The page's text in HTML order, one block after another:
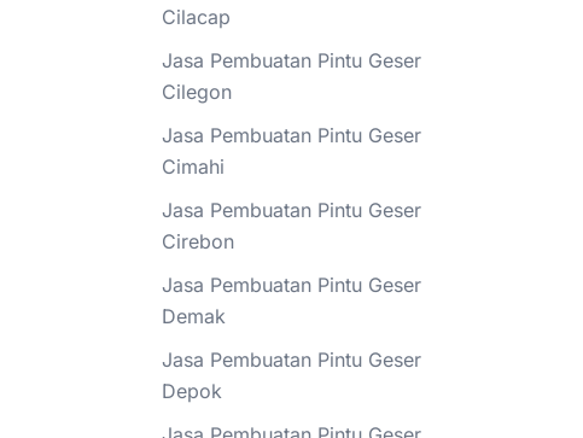
Cilacap
Jasa Pembuatan Pintu Geser
Cilegon
Jasa Pembuatan Pintu Geser
Cimahi
Jasa Pembuatan Pintu Geser
Cirebon
Jasa Pembuatan Pintu Geser
Demak
Jasa Pembuatan Pintu Geser
Depok